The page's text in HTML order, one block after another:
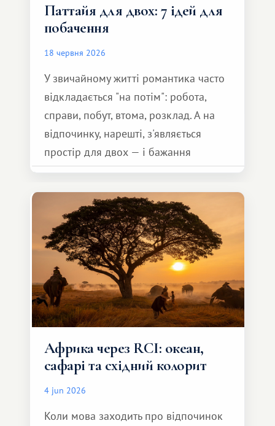
Паттайя для двох: 7 ідей для
побачення
18 червня 2026
У звичайному житті романтика часто
відкладається "на потім": робота,
справи, побут, втома, розклад. А на
відпочинку, нарешті, з'являється
простір для двох — і бажання
зробити для близької людини щось
особливе. Не обов'язково масштабне,
але тепле і незабутнє :)
Африка через RCI: океан,
сафарі та східний колорит
4 jun 2026
Коли мова заходить про відпочинок